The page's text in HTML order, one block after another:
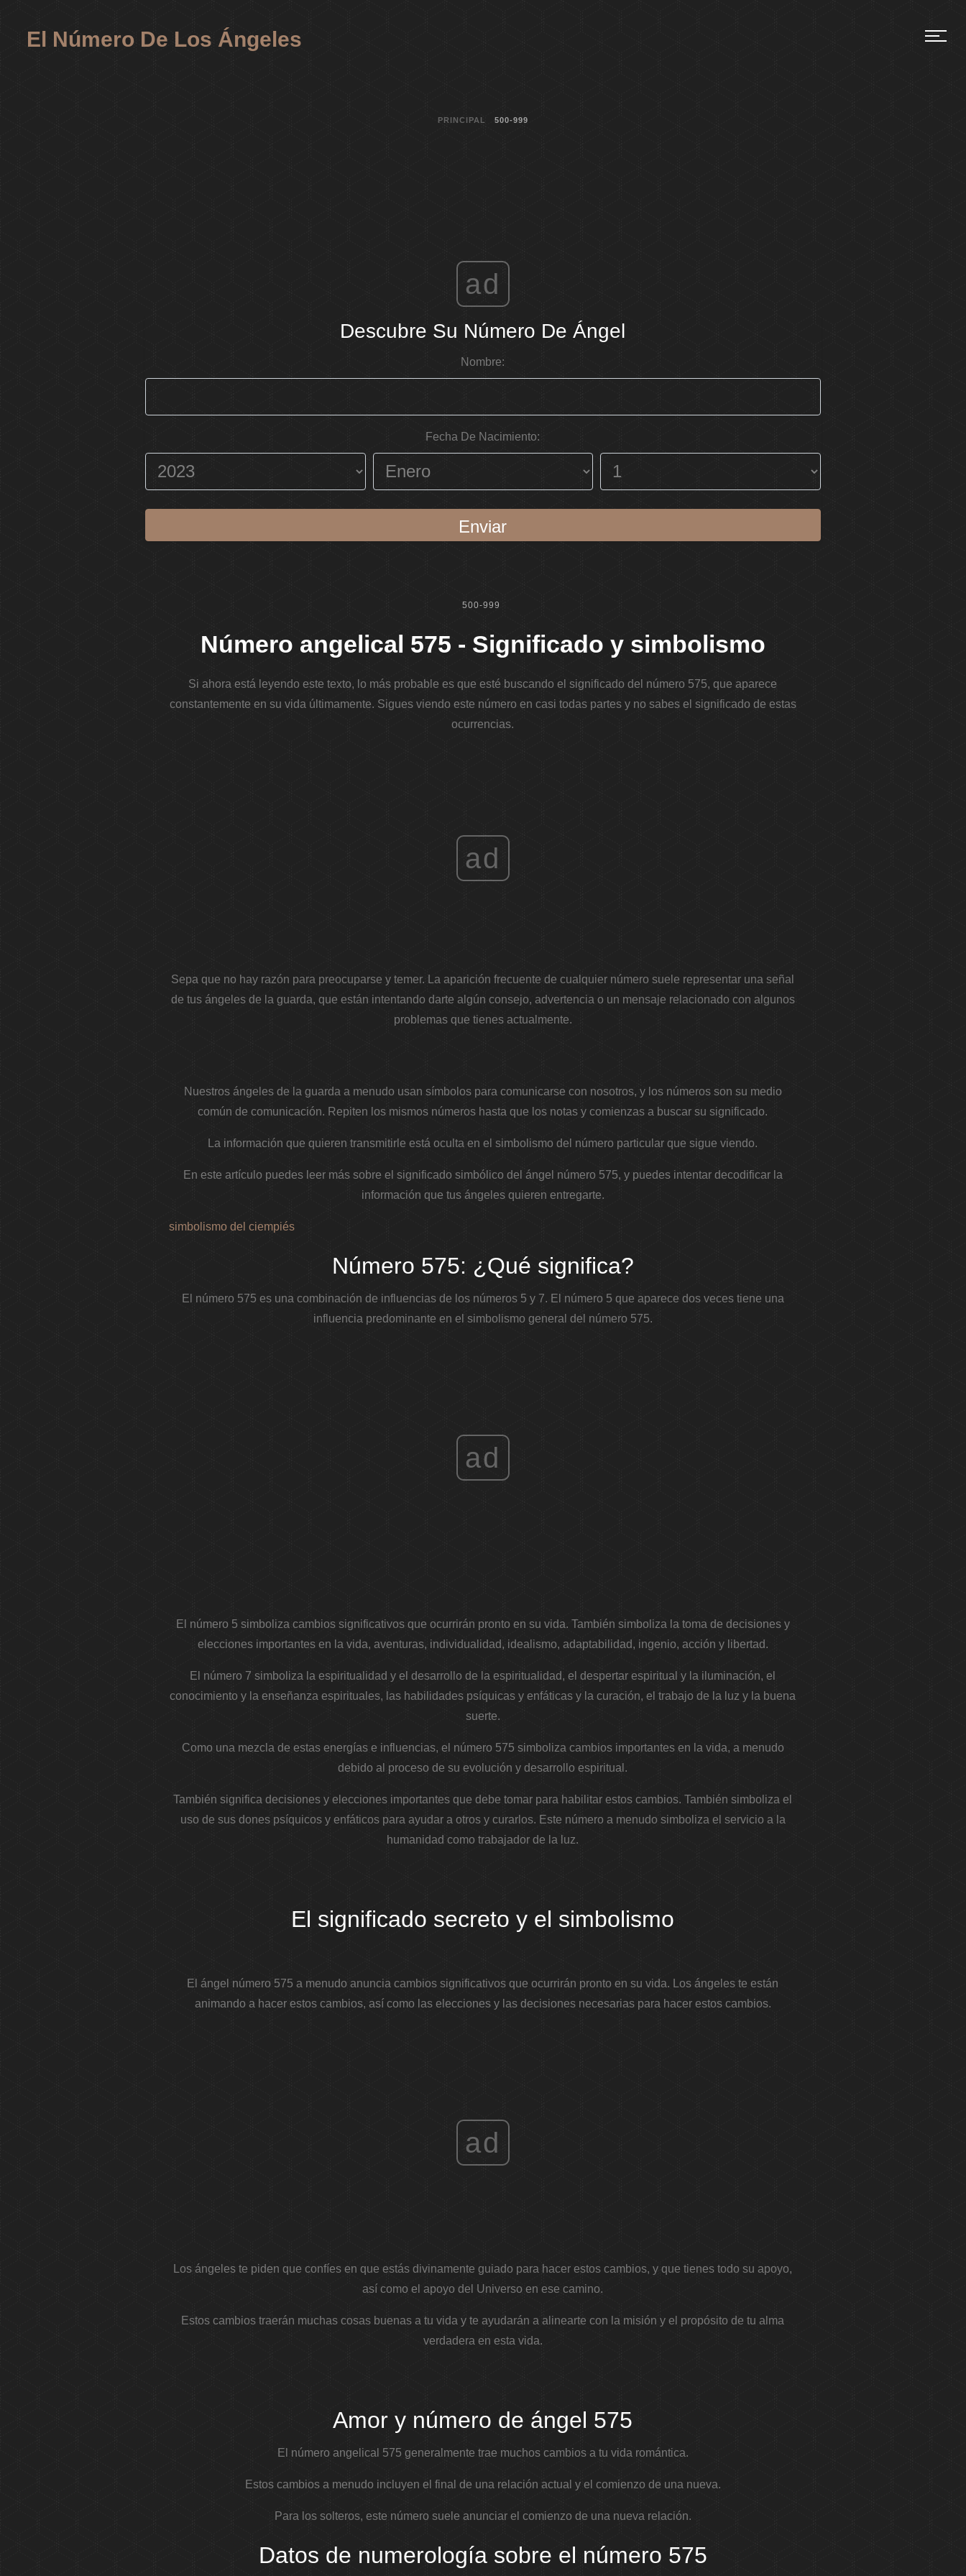
El Número De Los Ángeles
PRINCIPAL 500-999
ad
Descubre Su Número De Ángel
Nombre:
Fecha De Nacimiento:
Enviar
500-999
Número angelical 575 - Significado y simbolismo
Si ahora está leyendo este texto, lo más probable es que esté buscando el significado del número 575, que aparece
constantemente en su vida últimamente. Sigues viendo este número en casi todas partes y no sabes el significado de estas
ocurrencias.
ad
Sepa que no hay razón para preocuparse y temer. La aparición frecuente de cualquier número suele representar una señal
de tus ángeles de la guarda, que están intentando darte algún consejo, advertencia o un mensaje relacionado con algunos
problemas que tienes actualmente.
Nuestros ángeles de la guarda a menudo usan símbolos para comunicarse con nosotros, y los números son su medio
común de comunicación. Repiten los mismos números hasta que los notas y comienzas a buscar su significado.
La información que quieren transmitirle está oculta en el simbolismo del número particular que sigue viendo.
En este artículo puedes leer más sobre el significado simbólico del ángel número 575, y puedes intentar decodificar la
información que tus ángeles quieren entregarte.
simbolismo del ciempiés
Número 575: ¿Qué significa?
El número 575 es una combinación de influencias de los números 5 y 7. El número 5 que aparece dos veces tiene una
influencia predominante en el simbolismo general del número 575.
ad
El número 5 simboliza cambios significativos que ocurrirán pronto en su vida. También simboliza la toma de decisiones y
elecciones importantes en la vida, aventuras, individualidad, idealismo, adaptabilidad, ingenio, acción y libertad.
El número 7 simboliza la espiritualidad y el desarrollo de la espiritualidad, el despertar espiritual y la iluminación, el
conocimiento y la enseñanza espirituales, las habilidades psíquicas y enfáticas y la curación, el trabajo de la luz y la buena
suerte.
Como una mezcla de estas energías e influencias, el número 575 simboliza cambios importantes en la vida, a menudo
debido al proceso de su evolución y desarrollo espiritual.
También significa decisiones y elecciones importantes que debe tomar para habilitar estos cambios. También simboliza el
uso de sus dones psíquicos y enfáticos para ayudar a otros y curarlos. Este número a menudo simboliza el servicio a la
humanidad como trabajador de la luz.
El significado secreto y el simbolismo
El ángel número 575 a menudo anuncia cambios significativos que ocurrirán pronto en su vida. Los ángeles te están
animando a hacer estos cambios, así como las elecciones y las decisiones necesarias para hacer estos cambios.
ad
Los ángeles te piden que confíes en que estás divinamente guiado para hacer estos cambios, y que tienes todo su apoyo,
así como el apoyo del Universo en ese camino.
Estos cambios traerán muchas cosas buenas a tu vida y te ayudarán a alinearte con la misión y el propósito de tu alma
verdadera en esta vida.
Amor y número de ángel 575
El número angelical 575 generalmente trae muchos cambios a tu vida romántica.
Estos cambios a menudo incluyen el final de una relación actual y el comienzo de una nueva.
Para los solteros, este número suele anunciar el comienzo de una nueva relación.
Datos de numerología sobre el número 575